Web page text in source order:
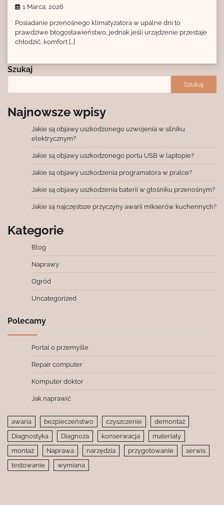
1 Marca, 2026
Posiadanie przenośnego klimatyzatora w upalne dni to
prawdziwe błogosławieństwo, jednak jeśli urządzenie przestaje
chłodzić, komfort […]
Szukaj
Szukaj
Najnowsze wpisy
Jakie są objawy uszkodzonego uzwojenia w silniku
elektrycznym?
Jakie są objawy uszkodzonego portu USB w laptopie?
Jakie są objawy uszkodzenia programatora w pralce?
Jakie są objawy uszkodzenia baterii w głośniku przenośnym?
Jakie są najczęstsze przyczyny awarii mikserów kuchennych?
Kategorie
Blog
Naprawy
Ogród
Uncategorized
Polecamy
Portal o przemyśle
Repair computer
Komputer doktor
Jak naprawić
awaria bezpieczeństwo czyszczenie
demontaż
Diagnostyka
Diagnoza konserwacja
materiały
montaż
Naprawa narzędzia przygotowanie
serwis
testowanie
wymiana